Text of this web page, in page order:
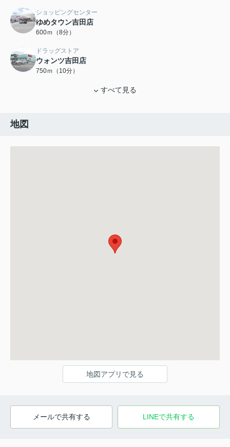
ショッピングセンター
ゆめタウン吉田店
600ｍ（8分）
ドラッグストア
ウォンツ吉田店
750ｍ（10分）
すべて見る
地図
地図アプリで見る
メールで共有する LINEで共有する